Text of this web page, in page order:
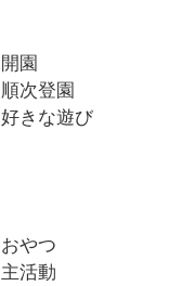
開園
順次登園
好きな遊び
おやつ
主活動